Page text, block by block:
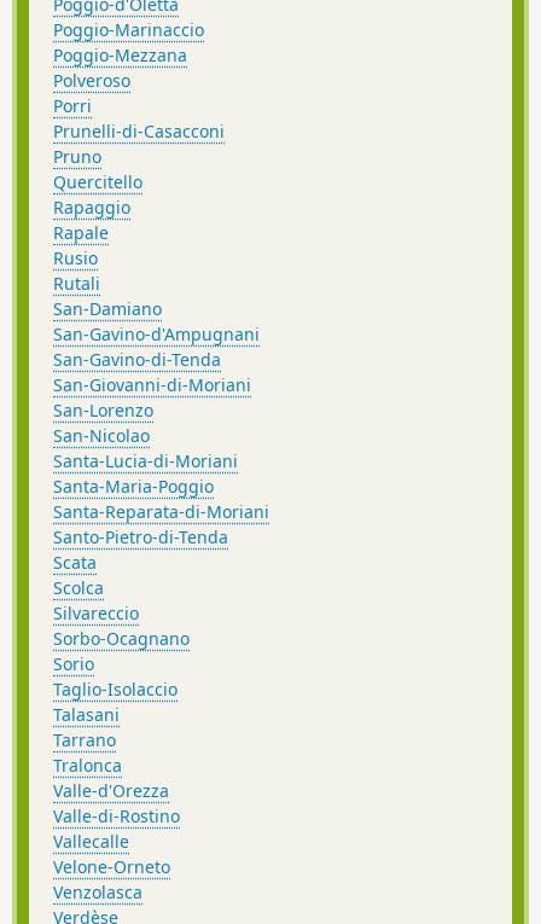
Poggio-Marinaccio
Poggio-Mezzana
Polveroso
Porri
Prunelli-di-Casacconi
Pruno
Quercitello
Rapaggio
Rapale
Rusio
Rutali
San-Damiano
San-Gavino-d'Ampugnani
San-Gavino-di-Tenda
San-Giovanni-di-Moriani
San-Lorenzo
San-Nicolao
Santa-Lucia-di-Moriani
Santa-Maria-Poggio
Santa-Reparata-di-Moriani
Santo-Pietro-di-Tenda
Scata
Scolca
Silvareccio
Sorbo-Ocagnano
Sorio
Taglio-Isolaccio
Talasani
Tarrano
Tralonca
Valle-d'Orezza
Valle-di-Rostino
Vallecalle
Velone-Orneto
Venzolasca
Verdèse